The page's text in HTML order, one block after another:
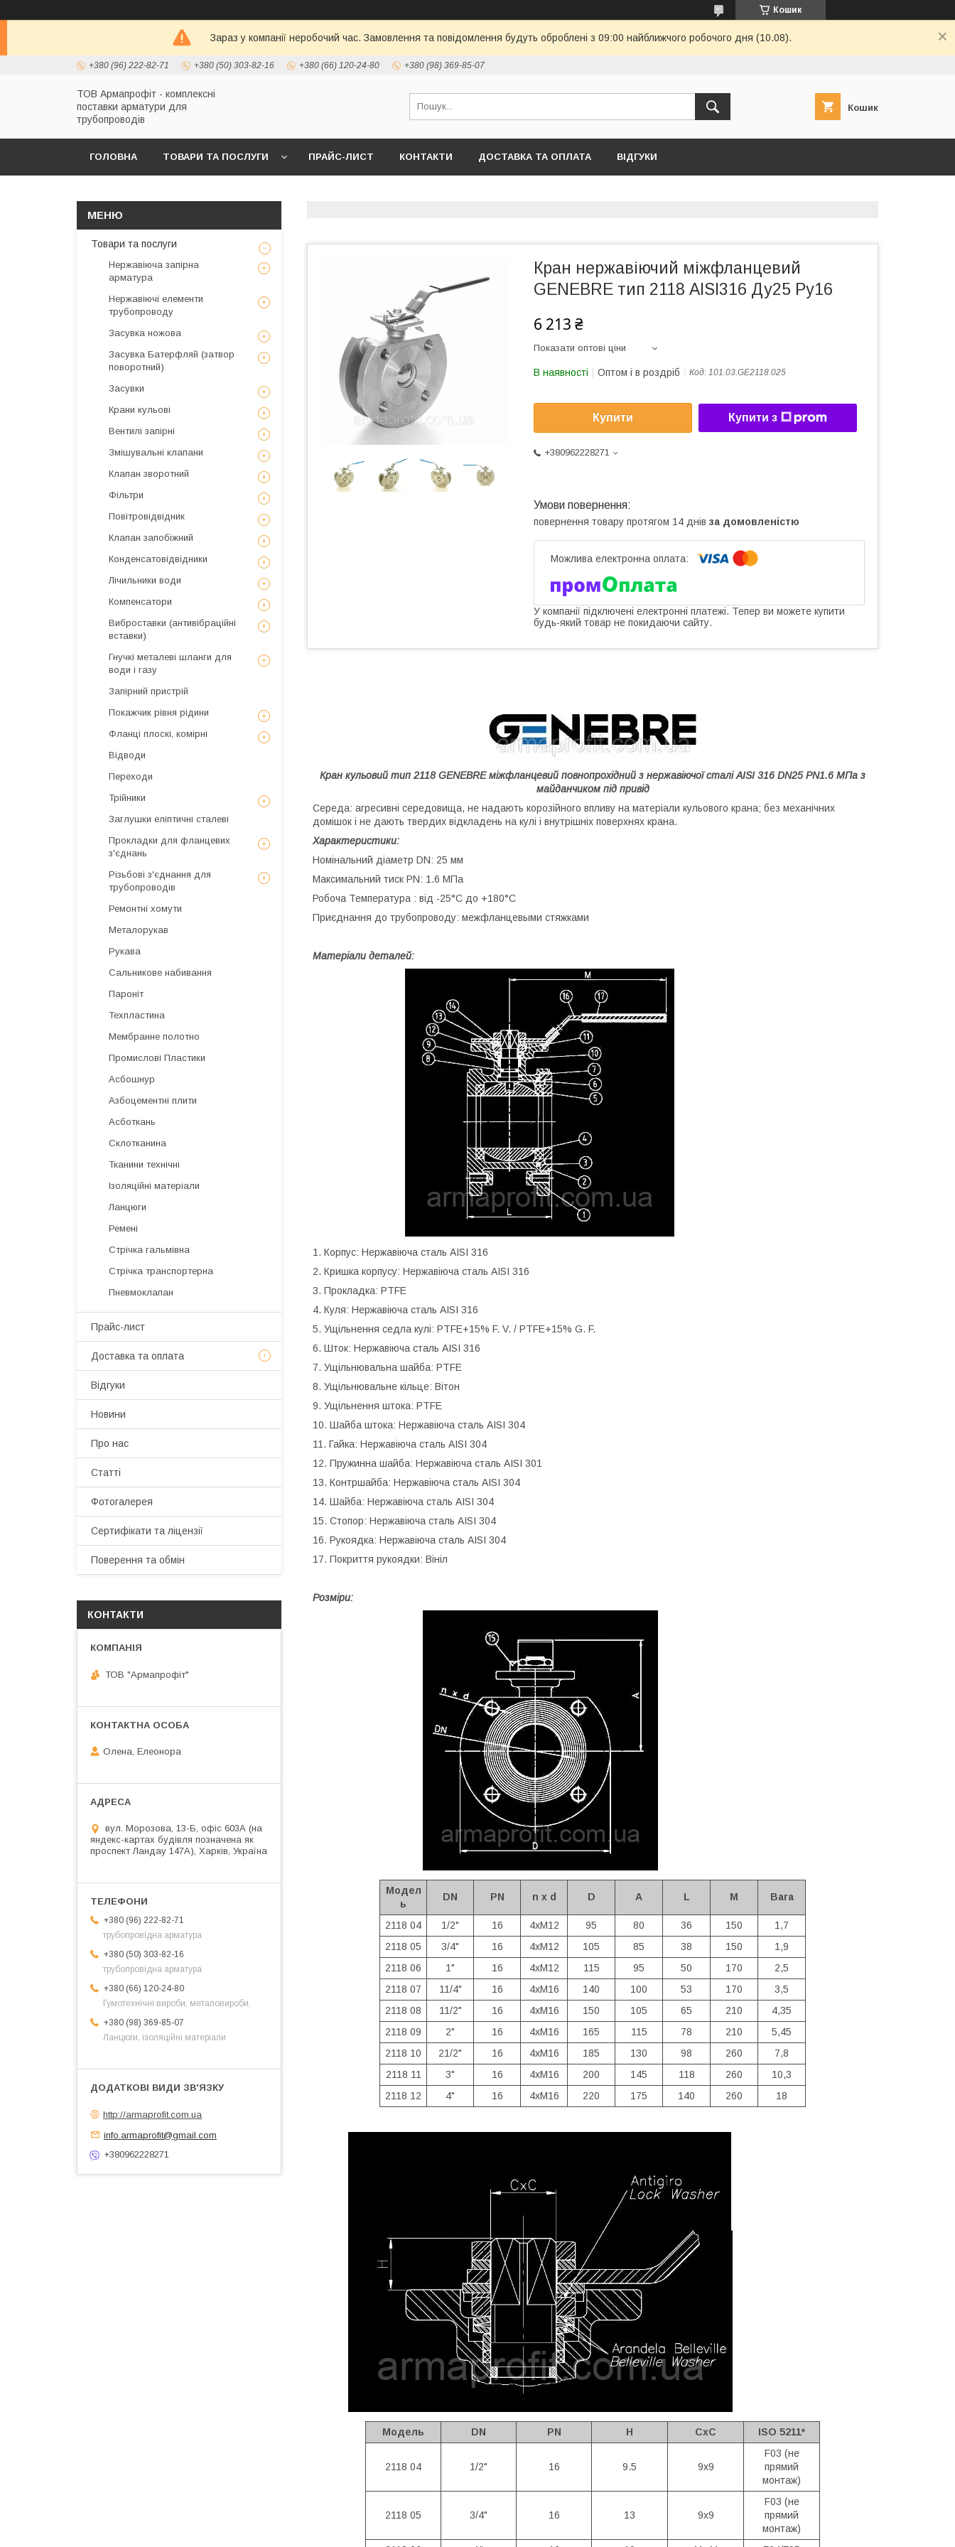
Кошик
Зараз у компанії неробочий час. Замовлення та повідомлення будуть оброблені з 09:00 найближчого робочого дня (10.08).
+380 (96) 222-82-71 +380 (50) 303-82-16 +380 (66) 120-24-80 +380 (98) 369-85-07
ТОВ Армапрофіт - комплексні
поставки арматури для
трубопроводів
Кошик
ГОЛОВНА ТОВАРИ ТА ПОСЛУГИ ПРАЙС-ЛИСТ КОНТАКТИ ДОСТАВКА ТА ОПЛАТА ВІДГУКИ
Кран нержавіючий міжфланцевий
GENEBRE тип 2118 AISI316 Ду25 Ру16
6 213 ₴
Показати оптові ціни
В наявності Оптом і в роздріб Код: 101.03.GE2118.025
Купити Купити з
+380962228271
повернення товару протягом 14 днів за домовленістю
У компанії підключені електронні платежі. Тепер ви можете купити
будь-який товар не покидаючи сайту.
Кран кульовий тип 2118 GENEBRE міжфланцевий повнопрохідний з нержавіючої сталі AISI 316 DN25 PN1.6 МПа з
майданчиком під привід
Середа: агресивні середовища, не надають корозійного впливу на матеріали кульового крана; без механічних
домішок і не дають твердих відкладень на кулі і внутрішніх поверхнях крана.
Характеристики:
Номінальний діаметр DN: 25 мм
Максимальний тиск PN: 1.6 МПа
Робоча Температура : від -25°С до +180°С
Приєднання до трубопроводу: межфланцевыми стяжками
Матеріали деталей:
1. Корпус: Нержавіюча сталь AISI 316
2. Кришка корпусу: Нержавіюча сталь AISI 316
3. Прокладка: PTFE
4. Куля: Нержавіюча сталь AISI 316
5. Ущільнення седла кулі: PTFE+15% F. V. / PTFE+15% G. F.
6. Шток: Нержавіюча сталь AISI 316
7. Ущільнювальна шайба: PTFE
8. Ущільнювальне кільце: Вітон
9. Ущільнення штока: PTFE
10. Шайба штока: Нержавіюча сталь AISI 304
11. Гайка: Нержавіюча сталь AISI 304
12. Пружинна шайба: Нержавіюча сталь AISI 301
13. Контршайба: Нержавіюча сталь AISI 304
14. Шайба: Нержавіюча сталь AISI 304
15. Стопор: Нержавіюча сталь AISI 304
16. Рукоядка: Нержавіюча сталь AISI 304
17. Покриття рукоядки: Вініл
Розміри:
Модел
ь
DN PN n x d D A L M Вага
2118 04 1/2" 16 4хМ12 95 80 36 150
1,7
2118 05
3/4" 16 4хМ12 105 85 38 150
1,9
2118 06
1" 16 4хМ12 115 95 50 170
2,5
2118 07
11/4" 16 4хМ16 140 100 53 170
3,5
2118 08
11/2" 16 4хМ16 150 105 65 210
4,35
2118 09
2" 16 4хМ16 165 115 78 210
5,45
2118 10
21/2" 16 4хМ16 185 130 98 260
7,8
2118 11
3" 16 4хМ16 200 145 118 260
10,3
2118 12
4" 16 4хМ16 220 175 140 260 18
Модель DN PN H CxC ISO 5211*
2118 04 1/2" 16 9.5 9x9
F03 (не
прямий
монтаж)
2118 05 3/4" 16 13 9x9
F03 (не
прямий
монтаж)
Товари та послуги
Нержавіюча запірна
арматура
Нержавіючі елементи
трубопроводу
Засувка ножова
Засувка Батерфляй (затвор
поворотний)
Засувки
Крани кульові
Вентилі запірні
Змішувальні клапани
Клапан зворотний
Фільтри
Повітровідвідник
Клапан запобіжний
Конденсатовідвідники
Лічильники води
Компенсатори
Виброставки (антивібраційні
вставки)
Гнучкі металеві шланги для
води і газу
Запірний пристрій
Покажчик рівня рідини
Фланці плоскі, комірні
Відводи
Переходи
Трійники
Заглушки еліптичні сталеві
Прокладки для фланцевих
з'єднань
Різьбові з'єднання для
трубопроводів
Ремонтні хомути
Металорукав
Рукава
Сальникове набивання
Пароніт
Техпластина
Мембранне полотно
Промислові Пластики
Асбошнур
Азбоцементні плити
Асботкань
Склотканина
Тканини технічні
Ізоляційні матеріали
Ланцюги
Ремені
Стрічка гальмівна
Стрічка транспортерна
Пневмоклапан
Прайс-лист
Доставка та оплата
Відгуки
Новини
Про нас
Статті
Фотогалерея
Сертифікати та ліцензії
Поверення та обмін
КОНТАКТИ
ТОВ "Армапрофіт"
Олена, Елеонора
вул. Морозова, 13-Б, офіс 603А (на
яндекс-картах будівля позначена як
проспект Ландау 147А), Харків, Україна
+380 (96) 222-82-71
трубопровідна арматура
+380 (50) 303-82-16
трубопровідна арматура
+380 (66) 120-24-80
Гумотехнічні вироби, металовироби,
+380 (98) 369-85-07
Ланцюги, ізоляційні матеріали
http://armaprofit.com.ua
info.armaprofit@gmail.com
+380962228271